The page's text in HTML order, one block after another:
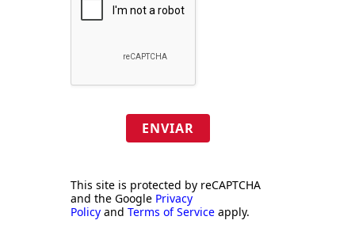
ENVIAR
This site is protected by reCAPTCHA
and the Google Privacy
Policy and Terms of Service apply.